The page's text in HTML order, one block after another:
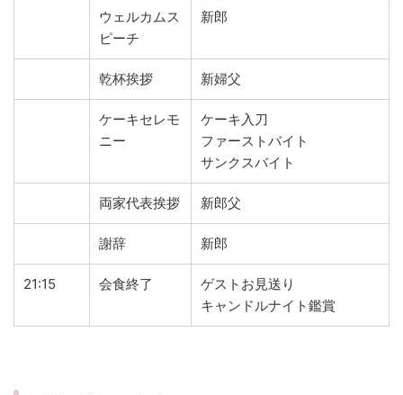
ウェルカムス
ピーチ
新郎
乾杯挨拶 新婦父
ケーキセレモ
ニー
ケーキ入刀
ファーストバイト
サンクスバイト
両家代表挨拶 新郎父
謝辞 新郎
21:15 会食終了
ゲストお見送り
キャンドルナイト鑑賞